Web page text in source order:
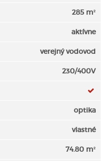
285 m²
aktívne
verejný vodovod
230/400V
optika
vlastné
74.80 m²